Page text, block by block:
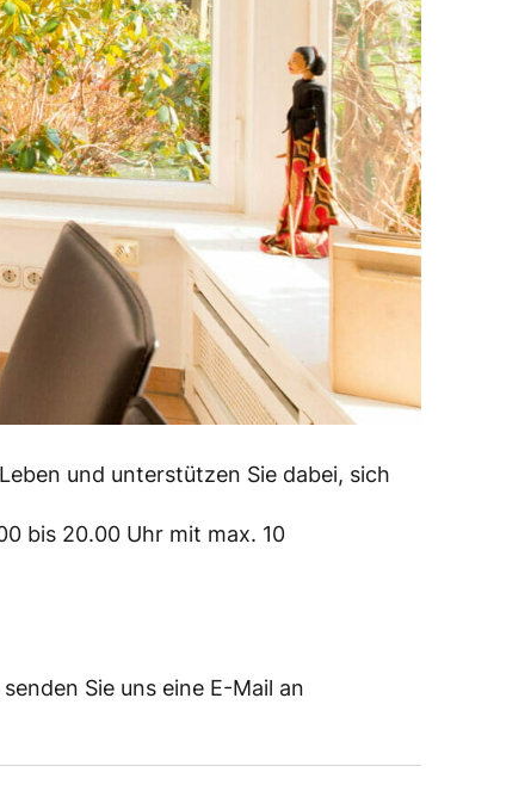
und unterstützen Sie dabei, sich
bis 20.00 Uhr mit max. 10
Sie uns eine E-Mail an